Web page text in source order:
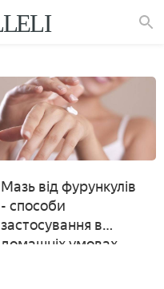
Мазь від фурункулів
- способи
застосування в
домашніх умовах,